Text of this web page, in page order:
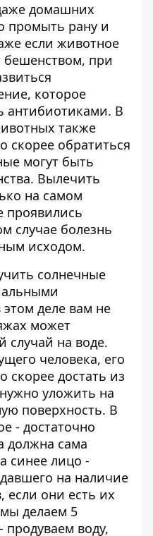
домашних
промыть рану и
если животное
при
которое
антибиотиками. В
также
скорее обратиться
могут быть
Вылечить
на самом
проявились
случае болезнь
исходом.
солнечные
этом деле вам не
может
случай на воде.
человека, его
достать из
уложить на
поверхность. В
- достаточно
должна сама
синее лицо -
на наличие
если они есть их
делаем 5
продуваем воду,